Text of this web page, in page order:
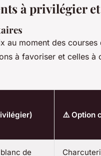
à privilégier
au moment des
à favoriser et celles à
⚠️ Option
de